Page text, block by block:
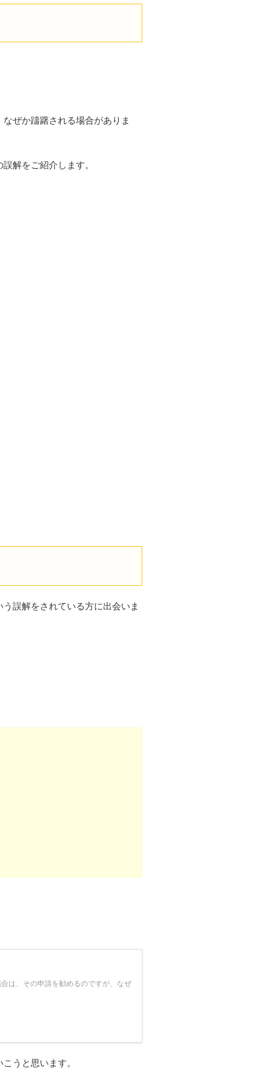
ぜか躊躇される場合がありま
解をご紹介します。
誤解をされている方に出会いま
は、その申請を勧めるのですが、なぜ
うと思います。